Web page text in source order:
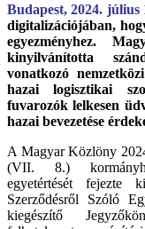
Budapest, 2024. július
digitalizációjában,
egyezményhez.
kinyilvánította
vonatkozó
hazai logisztikai
fuvarozók lelkesen
hazai bevezetése
A Magyar Közlöny
(VII. 8.)
egyetértését fejezte
Szerződésről Szóló
kiegészítő